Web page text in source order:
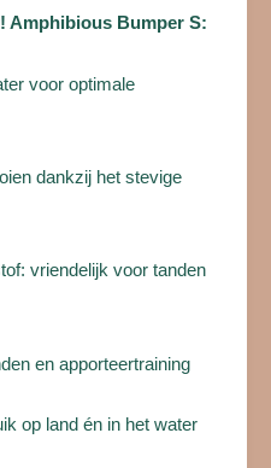
Amphibious Bumper S:
voor optimale
dankzij het stevige
vriendelijk voor tanden
en apporteertraining
op land én in het water